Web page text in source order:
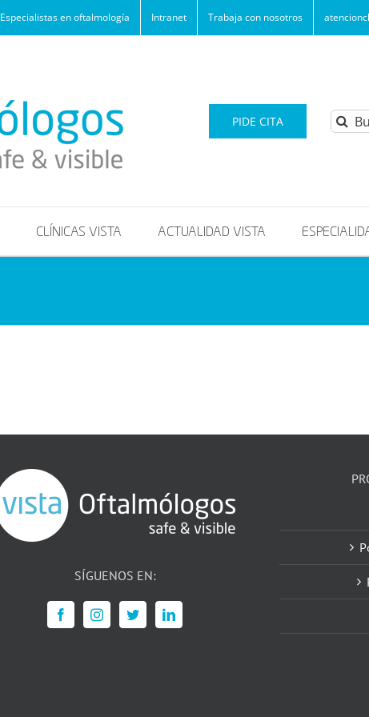
Especialistas en oftalmología Intranet Trabaja con nosotros
PIDE CITA Buscar:
CLÍNICAS VISTA ACTUALIDAD VISTA
SÍGUENOS EN: